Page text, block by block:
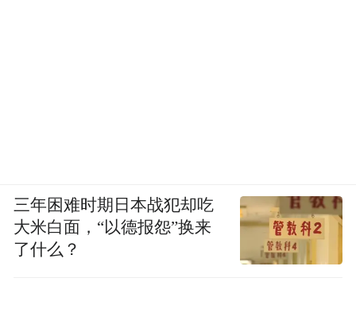
三年困难时期日本战犯却吃
大米白面，“以德报怨”换来
了什么？